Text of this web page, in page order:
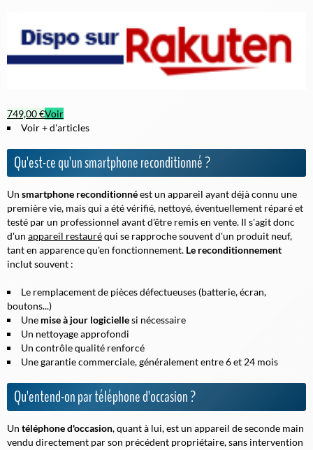
749,00 €Voir
Voir + d'articles
Qu'est-ce qu'un smartphone reconditionné ?
Un smartphone reconditionnéest un appareil ayant déjà connu une
première vie, mais qui a été vérifié, nettoyé, éventuellement réparé et
testé par un professionnel avant d'être remis en vente. Il s'agit donc
d'un appareil restauréqui se rapproche souvent d'un produit neuf,
tant en apparence qu'en fonctionnement. Le reconditionnement
inclut souvent :
Le remplacement de pièces défectueuses (batterie, écran,
boutons...)
Une mise à jour logiciellesi nécessaire
Un nettoyage approfondi
Un contrôle qualité renforcé
Unegarantie commerciale, généralement entre 6 et 24 mois
Qu'entend-on par téléphone d'occasion ?
Un téléphone d'occasion, quant à lui, est un appareil de seconde main
vendu directement par son précédent propriétaire, sans intervention